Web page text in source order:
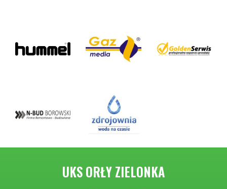
UKS ORŁY ZIELONKA